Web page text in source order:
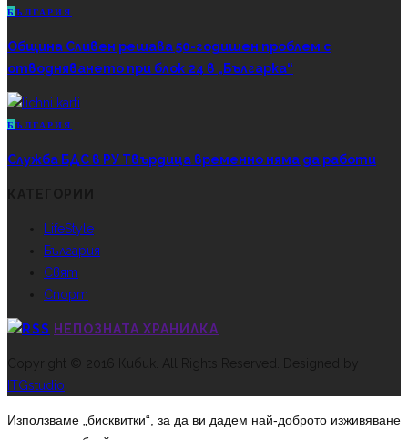
Б ЪЛГАРИЯ
Община Сливен решава 50-годишен проблем с
отводняването при блок 24 в „Българка“
Б ЪЛГАРИЯ
Служба БДС в РУ Твърдица временно няма да работи
LifeStyle
България
Свят
Спорт
НЕПОЗНАТА ХРАНИЛКА
Copyright © 2016 Кибик. All Rights Reserved. Designed by
ITGstudio
Използваме „бисквитки“, за да ви дадем най-доброто изживяване